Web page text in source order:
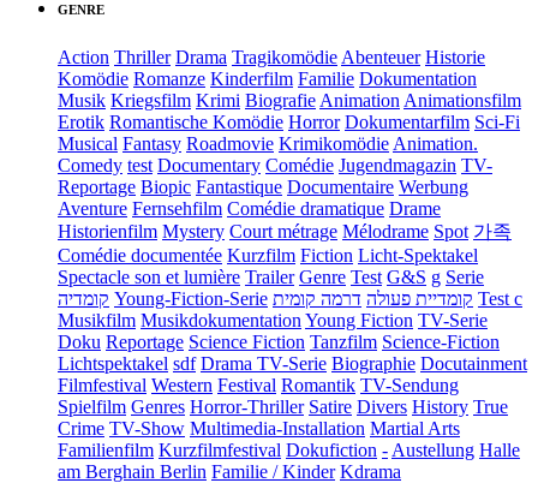
GENRE
Action Thriller Drama Tragikomödie Abenteuer Historie
Komödie Romanze Kinderfilm Familie Dokumentation
Musik Kriegsfilm Krimi Biografie Animation Animationsfilm
Erotik Romantische Komödie Horror Dokumentarfilm Sci-Fi
Musical Fantasy Roadmovie Krimikomödie Animation.
Comedy test Documentary Comédie Jugendmagazin TV-
Reportage Biopic Fantastique Documentaire Werbung
Aventure Fernsehfilm Comédie dramatique Drame
Historienfilm Mystery Court métrage Mélodrame Spot 가족
Comédie documentée Kurzfilm Fiction Licht-Spektakel
Spectacle son et lumière Trailer Genre Test G&S g Serie
קומדיה Young-Fiction-Serie קומדיית פעולה דרמה קומית
Test c
Musikfilm Musikdokumentation Young Fiction TV-Serie
Doku Reportage Science Fiction Tanzfilm Science-Fiction
Lichtspektakel sdf Drama TV-Serie Biographie Docutainment
Filmfestival Western Festival Romantik TV-Sendung
Spielfilm Genres Horror-Thriller Satire Divers History True
Crime TV-Show Multimedia-Installation Martial Arts
Familienfilm Kurzfilmfestival Dokufiction - Austellung Halle
am Berghain Berlin Familie / Kinder Kdrama